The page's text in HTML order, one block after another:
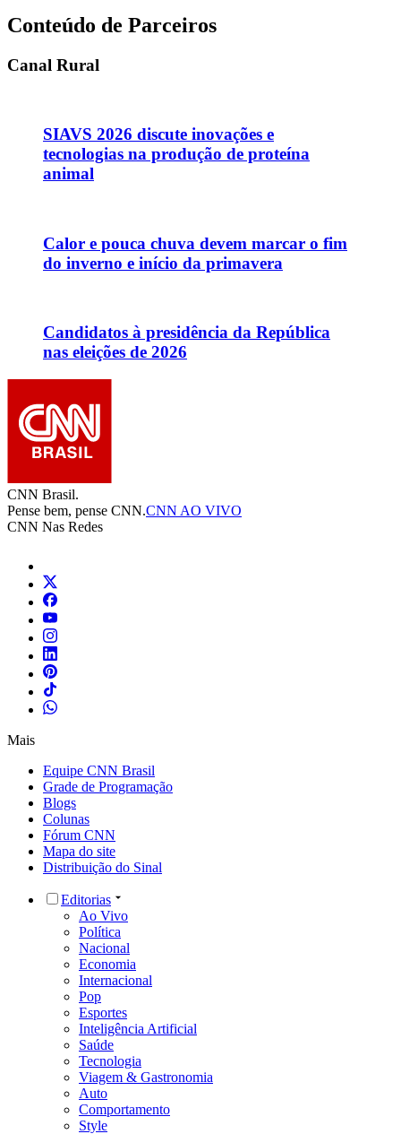
Conteúdo de Parceiros
Canal Rural
SIAVS 2026 discute inovações e
tecnologias na produção de proteína
animal
Calor e pouca chuva devem marcar o fim
do inverno e início da primavera
Candidatos à presidência da República
nas eleições de 2026
CNN Brasil.
Pense bem, pense CNN.CNN AO VIVO
CNN Nas Redes
Mais
Equipe CNN Brasil
Grade de Programação
Blogs
Colunas
Fórum CNN
Mapa do site
Distribuição do Sinal
Editorias
Ao Vivo
Política
Nacional
Economia
Internacional
Pop
Esportes
Inteligência Artificial
Saúde
Tecnologia
Viagem & Gastronomia
Auto
Comportamento
Style